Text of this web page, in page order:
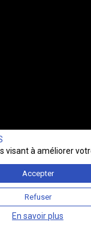
Papin
visant à améliorer
Accepter
Refuser
En savoir plus